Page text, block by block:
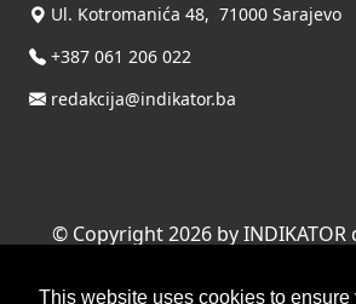
This website uses cookies to ensure
Ul. Kotromanića 48, 71000 Sarajevo
+387 061 206 022
redakcija@indikator.ba
© Copyright 2026 by INDIKATOR